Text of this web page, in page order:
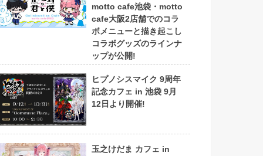
motto cafe池袋・motto
cafe大阪2店舗でのコラ
ボメニューと描き起こし
コラボグッズのラインナ
ップが公開!
ヒプノシスマイク 9周年
記念カフェ in 池袋 9月
12日より開催!
玉之けだま カフェ in